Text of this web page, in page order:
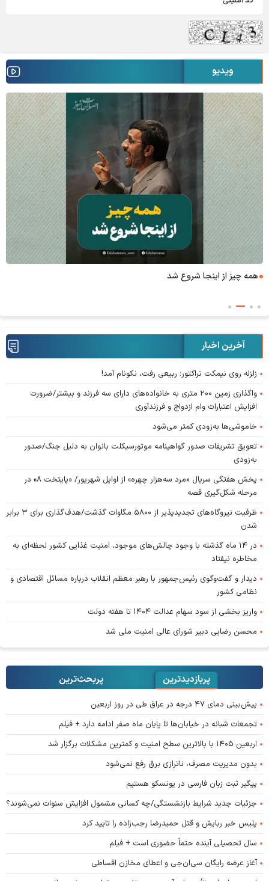
ویدیو
همه چیز از اینجا شروع شد
آخرین اخبار
زلزله روی نیمکت تراکتور؛ ربیعی رفت، نکونام آمد!
واگذاری زمین ۲۰۰ متری به خانواده‌های دارای سه فرزند و بیشتر/ضرورت
افزایش اعتبارات وام ازدواج و فرزندآوری
خاموشی‌ها به‌زودی کمتر می‌شود
تعویق تشریفات صدور گواهینامه موتورسیکلت بانوان به دلیل جنگ/صدور
به‌زودی
پخش هفتگی سریال «مرد سه‌هزار چهره» از اوایل شهریور/ «پایتخت ۸» در
مرحله شکل‌گیری قصه
ظرفیت نیروگاه‌های تجدیدپذیر از ۵۸۰۰ مگاوات گذشت/هدف‌گذاری برای ۳ برابر
شدن
در ۱۴ ماه گذشته با وجود چالش‌های موجود، امنیت غذایی کشور لحظه‌ای به
مخاطره نیفتاد
دیدار و گفت‌وگوی رئیس‌جمهور با رهبر معظم انقلاب درباره مسائل اقتصادی و
نظامی کشور
واریز بخشی از سود سهام عدالت ۱۴۰۴ تا هفته دولت
محسن رضایی دبیر شورای عالی امنیت ملی شد
پربازدیدترین پربحث‌ترین‌
پیش‌بینی دمای ۴۷ درجه در عراق طی در روز اربعین
تجمعات شبانه در خیابان‌ها تا پایان ماه صفر ادامه دارد + فیلم
اربعین ۱۴۰۵ با بالاترین سطح امنیت و کمترین مشکلات برگزار شد
بدون مدیریت مصرف، ناترازی برق رفع نمی‌شود
پیگیر ثبت زبان فارسی در یونسکو هستیم
جزئیات جدید شرایط بازنشستگی/چه کسانی مشمول افزایش سنوات نمی‌شوند؟
پلیس خبر ربایش و قتل حمیدرضا رجب‌زاده را تایید کرد
سال تحصیلی آینده حتماً حضوری است + فیلم
آغاز عرضه رایگان سی‌ان‌جی و اعطای مخازن اقساطی